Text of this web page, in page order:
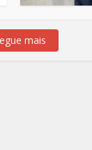
mais